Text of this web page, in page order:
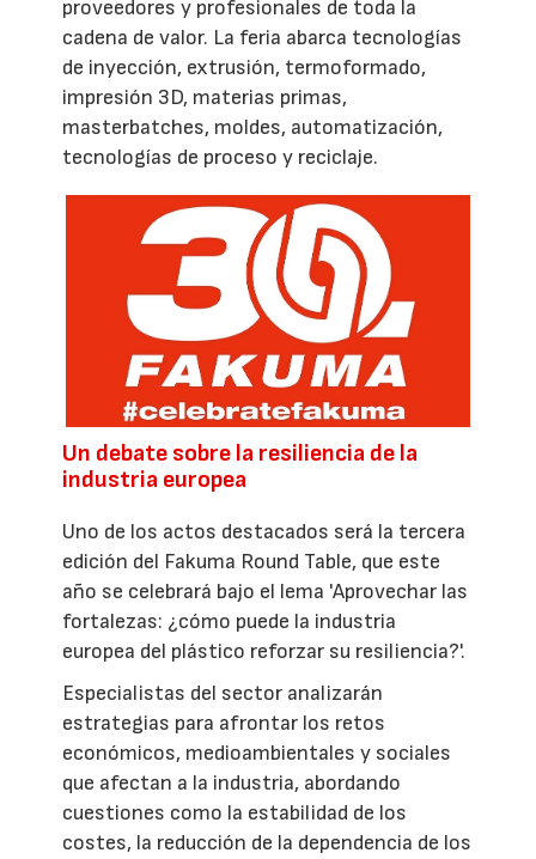
proveedores y profesionales de toda la
cadena de valor. La feria abarca tecnologías
de inyección, extrusión, termoformado,
impresión 3D, materias primas,
masterbatches, moldes, automatización,
tecnologías de proceso y reciclaje.
Un debate sobre la resiliencia de la
industria europea
Uno de los actos destacados será la tercera
edición del Fakuma Round Table, que este
año se celebrará bajo el lema 'Aprovechar las
fortalezas: ¿cómo puede la industria
europea del plástico reforzar su resiliencia?'.
Especialistas del sector analizarán
estrategias para afrontar los retos
económicos, medioambientales y sociales
que afectan a la industria, abordando
cuestiones como la estabilidad de los
costes, la reducción de la dependencia de los